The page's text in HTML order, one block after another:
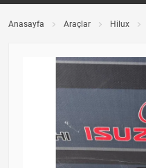
Anasayfa Araçlar Hilux